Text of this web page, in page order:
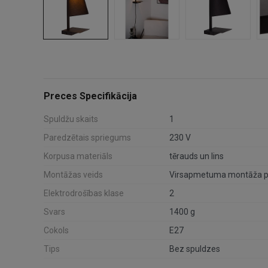
Preces Specifikācija
Spuldžu skaits
1
Paredzētais spriegums
230 V
Korpusa materiāls
tērauds un lins
Montāžas veids
Virsapmetuma montāža
Elektrodrošības klase
2
Svars
1400 g
Cokols
E27
Tips
Bez spuldzes